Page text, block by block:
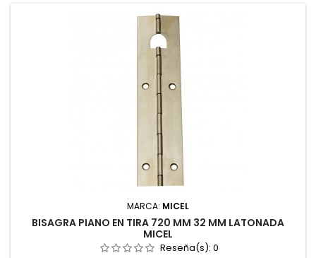
MARCA: MICEL
BISAGRA PIANO EN TIRA 720 MM 32 MM LATONADA
MICEL
Reseña(s): 0